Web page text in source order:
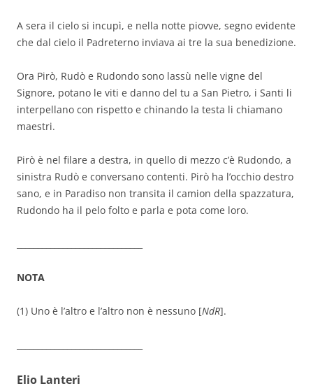
A sera il cielo si incupì, e nella notte piovve, segno evidente
che dal cielo il Padreterno inviava ai tre la sua benedizione.
Ora Pirò, Rudò e Rudondo sono lassù nelle vigne del
Signore, potano le viti e danno del tu a San Pietro, i Santi li
interpellano con rispetto e chinando la testa li chiamano
maestri.
Pirò è nel filare a destra, in quello di mezzo c’è Rudondo, a
sinistra Rudò e conversano contenti. Pirò ha l’occhio destro
sano, e in Paradiso non transita il camion della spazzatura,
Rudondo ha il pelo folto e parla e pota come loro.
NOTA
(1) Uno è l’altro e l’altro non è nessuno [NdR].
Elio Lanteri